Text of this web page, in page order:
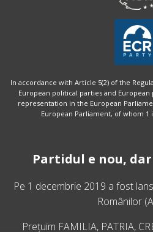
In accordance with Article 5(2) of the
European political parties and
representation in the European
European Parliament, of whom 1
Partidul e nou,
Pe 1 decembrie 2019 a fost
Românilor
Prețuim FAMILIA, PATRIA,